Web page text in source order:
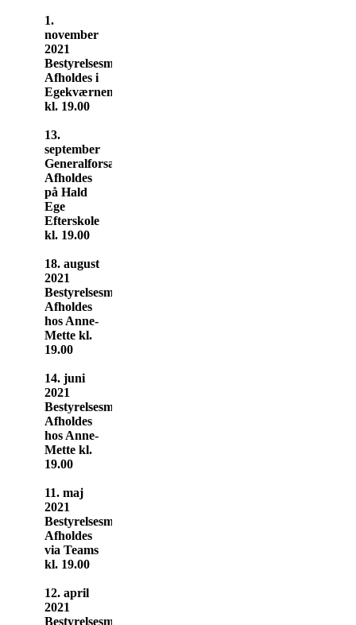
1.
november
2021
Bestyrelsesmøde
Afholdes i
Egekværnen
kl. 19.00
13.
september
Generalforsamling
Afholdes
på Hald
Ege
Efterskole
kl. 19.00
18. august
2021
Bestyrelsesmøde
Afholdes
hos Anne-
Mette kl.
19.00
14. juni
2021
Bestyrelsesmøde
Afholdes
hos Anne-
Mette kl.
19.00
11. maj
2021
Bestyrelsesmøde
Afholdes
via Teams
kl. 19.00
12. april
2021
Bestyrelsesmøde